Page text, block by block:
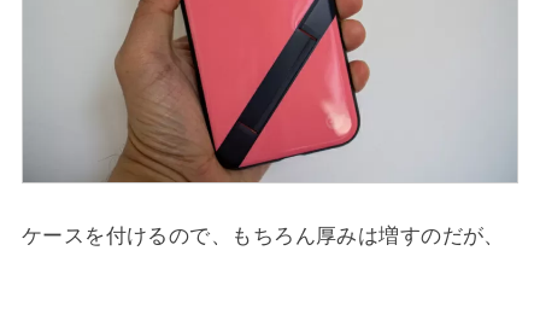
ケースを付けるので、もちろん厚みは増すのだが、